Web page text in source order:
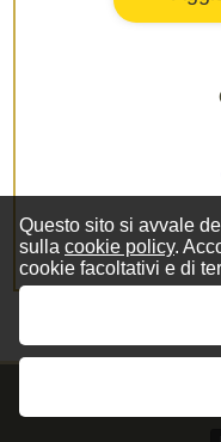
Questo sito si avvale
sulla cookie policy.
cookie facoltativi e di